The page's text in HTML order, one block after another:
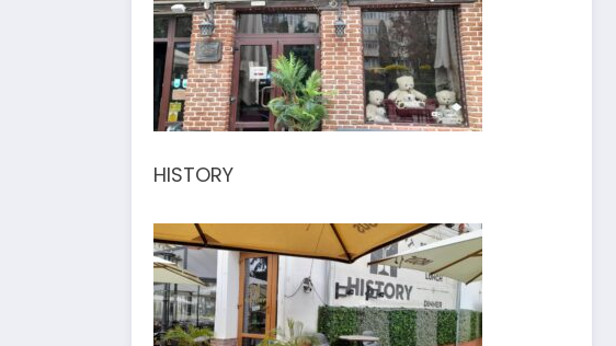
HISTORY